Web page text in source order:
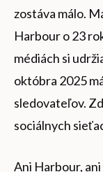
zostáva málo.
Harbour o 23
médiách si
októbra 2025
sledovateľov.
sociálnych
Ani Harbour,